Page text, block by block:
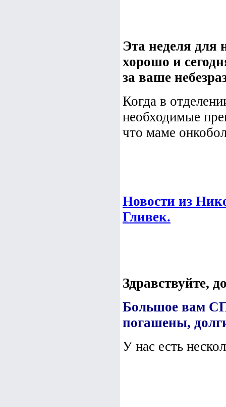
Эта неделя для
хорошо и
за ваше
Когда в
необходимые
что маме
Новости из
Гливек.
Здравствуйте,
Большое вам
погашены,
У нас есть